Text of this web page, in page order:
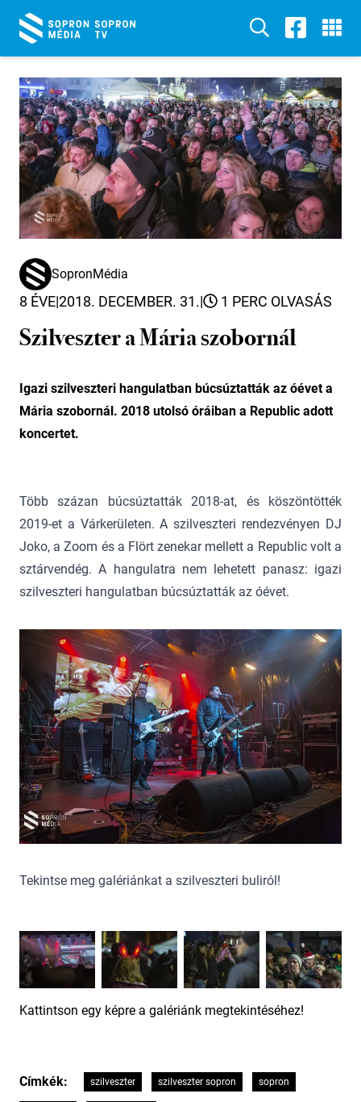
SopronMédia
8 ÉVE|2018. DECEMBER. 31.| 1 PERC OLVASÁS
Szilveszter a Mária szobornál
Igazi szilveszteri hangulatban búcsúztatták az óévet a
Mária szobornál. 2018 utolsó óráiban a Republic adott
koncertet.
Több százan búcsúztatták 2018-at, és köszöntötték
2019-et a Várkerületen. A szilveszteri rendezvényen DJ
Joko, a Zoom és a Flört zenekar mellett a Republic volt a
sztárvendég. A hangulatra nem lehetett panasz: igazi
szilveszteri hangulatban búcsúztatták az óévet.
Tekintse meg galériánkat a szilveszteri buliról!
Kattintson egy képre a galériánk megtekintéséhez!
Címkék: szilveszter szilveszter sopron sopron